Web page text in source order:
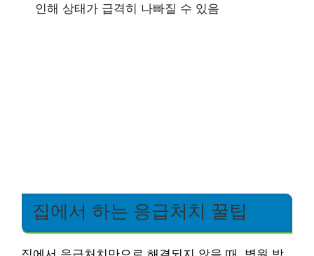
인해 상태가 급격히 나빠질 수 있음
집에서 하는 응급처치 꿀팁